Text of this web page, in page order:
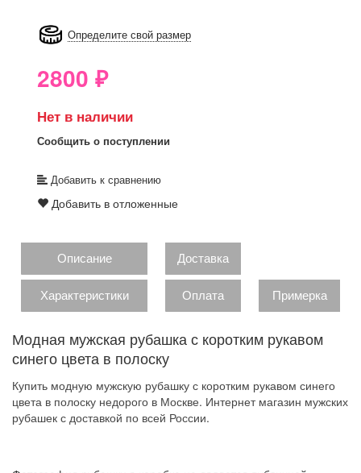
Определите свой размер
2800 ₽
Нет в наличии
Сообщить о поступлении
Добавить к сравнению
Добавить в отложенные
Описание Доставка
Характеристики Оплата Примерка
Модная мужская рубашка с коротким рукавом
синего цвета в полоску
Купить модную мужскую рубашку с коротким рукавом синего
цвета в полоску недорого в Москве. Интернет магазин мужских
рубашек с доставкой по всей России.